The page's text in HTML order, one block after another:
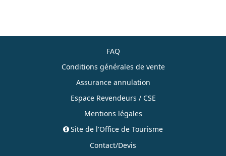
FAQ
Conditions générales de vente
Assurance annulation
Espace Revendeurs / CSE
Mentions légales
Site de l'Office de Tourisme
Contact/Devis